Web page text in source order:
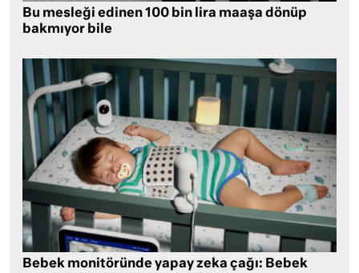
Bu mesleği edinen 100 bin lira maaşa dönüp
bakmıyor bile
Bebek monitöründe yapay zeka çağı: Bebek